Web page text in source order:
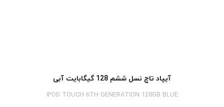
آیپاد تاچ نسل ششم 128 گیگابایت آبی
IPOD TOUCH 6TH GENERATION 128GB BLUE